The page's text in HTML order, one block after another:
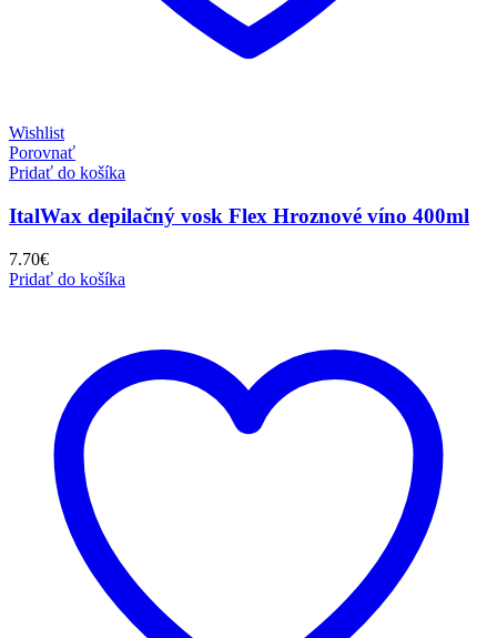
Wishlist
Porovnať
Pridať do košíka
ItalWax depilačný vosk Flex Hroznové víno 400ml
7.70€
Pridať do košíka